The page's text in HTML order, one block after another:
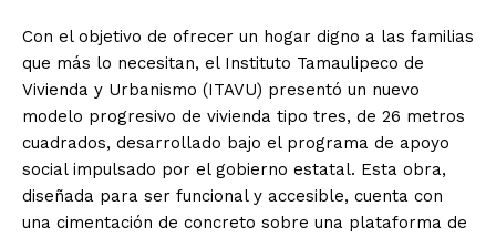
Con el objetivo de ofrecer un hogar digno a las familias
que más lo necesitan, el Instituto Tamaulipeco de
Vivienda y Urbanismo (ITAVU) presentó un nuevo
modelo progresivo de vivienda tipo tres, de 26 metros
cuadrados, desarrollado bajo el programa de apoyo
social impulsado por el gobierno estatal. Esta obra,
diseñada para ser funcional y accesible, cuenta con
una cimentación de concreto sobre una plataforma de